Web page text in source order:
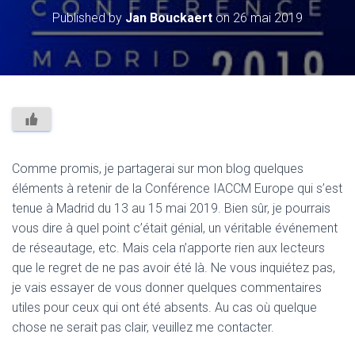
Published by Jan Bouckaert on 26 mai 2019
Comme promis, je partagerai sur mon blog quelques
éléments à retenir de la Conférence IACCM Europe qui s’est
tenue à Madrid du 13 au 15 mai 2019. Bien sûr, je pourrais
vous dire à quel point c’était génial, un véritable événement
de réseautage, etc. Mais cela n’apporte rien aux lecteurs
que le regret de ne pas avoir été là. Ne vous inquiétez pas,
je vais essayer de vous donner quelques commentaires
utiles pour ceux qui ont été absents. Au cas où quelque
chose ne serait pas clair, veuillez me contacter.